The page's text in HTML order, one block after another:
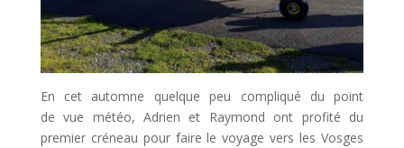
En cet automne quelque peu compliqué du point
de vue météo, Adrien et Raymond ont profité du
premier créneau pour faire le voyage vers les Vosges